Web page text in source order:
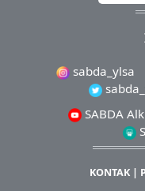
sabda_ylsa
SABDA
KONTAK|